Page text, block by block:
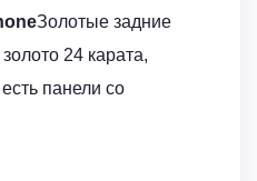
Золотые задние
24 карата,
панели со